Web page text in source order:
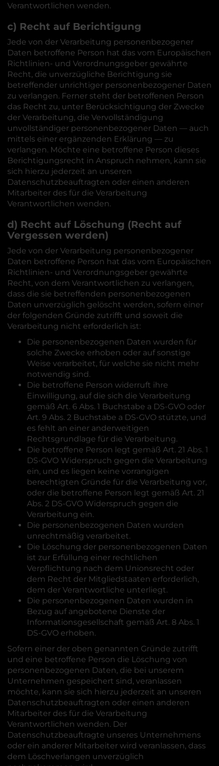
Verantwortlichen wenden.
c) Recht auf Berichtigung
Jede von der Verarbeitung personenbezogener
Daten betroffene Person hat das vom Europäischen
Richtlinien- und Verordnungsgeber gewährte
Recht, die unverzügliche Berichtigung sie
betreffender unrichtiger personenbezogener Daten
zu verlangen. Ferner steht der betroffenen Person
das Recht zu, unter Berücksichtigung der Zwecke
der Verarbeitung, die Vervollständigung
unvollständiger personenbezogener Daten — auch
mittels einer ergänzenden Erklärung — zu
verlangen. Möchte eine betroffene Person dieses
Berichtigungsrecht in Anspruch nehmen, kann sie
sich hierzu jederzeit an unseren
Datenschutzbeauftragten oder einen anderen
Mitarbeiter des für die Verarbeitung
Verantwortlichen wenden.
d) Recht auf Löschung (Recht auf
Vergessen werden)
Jede von der Verarbeitung personenbezogener
Daten betroffene Person hat das vom Europäischen
Richtlinien- und Verordnungsgeber gewährte
Recht, von dem Verantwortlichen zu verlangen,
dass die sie betreffenden personenbezogenen
Daten unverzüglich gelöscht werden, sofern einer
der folgenden Gründe zutrifft und soweit die
Verarbeitung nicht erforderlich ist:
Die personenbezogenen Daten wurden für
solche Zwecke erhoben oder auf sonstige
Weise verarbeitet, für welche sie nicht mehr
notwendig sind.
Die betroffene Person widerruft ihre
Einwilligung, auf die sich die Verarbeitung
gemäß Art. 6 Abs. 1 Buchstabe a DS-GVO oder
Art. 9 Abs. 2 Buchstabe a DS-GVO stützte, und
es fehlt an einer anderweitigen
Rechtsgrundlage für die Verarbeitung.
Die betroffene Person legt gemäß Art. 21 Abs. 1
DS-GVO Widerspruch gegen die Verarbeitung
ein, und es liegen keine vorrangigen
berechtigten Gründe für die Verarbeitung vor,
oder die betroffene Person legt gemäß Art. 21
Abs. 2 DS-GVO Widerspruch gegen die
Verarbeitung ein.
Die personenbezogenen Daten wurden
unrechtmäßig verarbeitet.
Die Löschung der personenbezogenen Daten
ist zur Erfüllung einer rechtlichen
Verpflichtung nach dem Unionsrecht oder
dem Recht der Mitgliedstaaten erforderlich,
dem der Verantwortliche unterliegt.
Die personenbezogenen Daten wurden in
Bezug auf angebotene Dienste der
Informationsgesellschaft gemäß Art. 8 Abs. 1
DS-GVO erhoben.
Sofern einer der oben genannten Gründe zutrifft
und eine betroffene Person die Löschung von
personenbezogenen Daten, die bei unserem
Unternehmen gespeichert sind, veranlassen
möchte, kann sie sich hierzu jederzeit an unseren
Datenschutzbeauftragten oder einen anderen
Mitarbeiter des für die Verarbeitung
Verantwortlichen wenden. Der
Datenschutzbeauftragte unseres Unternehmens
oder ein anderer Mitarbeiter wird veranlassen, dass
dem Löschverlangen unverzüglich